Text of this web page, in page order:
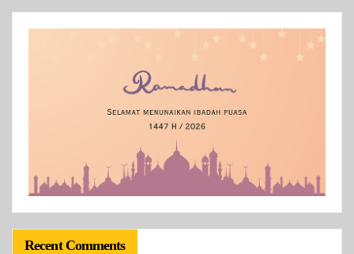
Recent Comments